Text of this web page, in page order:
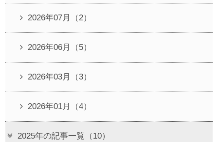
2026年07月（2）
2026年06月（5）
2026年03月（3）
2026年01月（4）
2025年の記事一覧（10）